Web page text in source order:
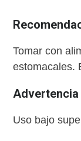
Tomar con
estomacales.
Advertencia
Uso bajo